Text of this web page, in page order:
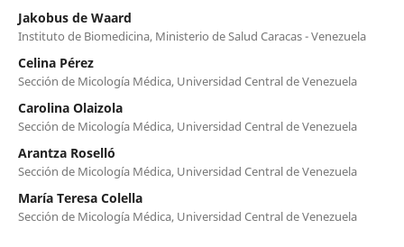
Jakobus de Waard
Instituto de Biomedicina, Ministerio de Salud Caracas - Venezuela
Celina Pérez
Sección de Micología Médica, Universidad Central de Venezuela
Carolina Olaizola
Sección de Micología Médica, Universidad Central de Venezuela
Arantza Roselló
Sección de Micología Médica, Universidad Central de Venezuela
María Teresa Colella
Sección de Micología Médica, Universidad Central de Venezuela